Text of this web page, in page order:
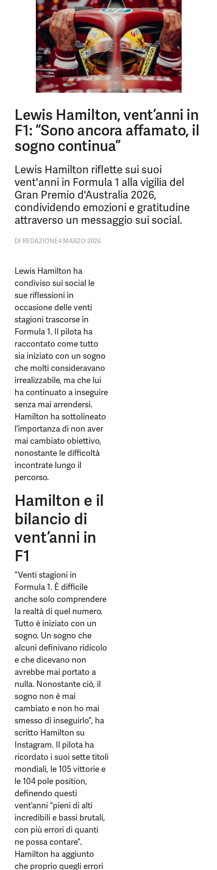
Lewis Hamilton, vent’anni in
F1: “Sono ancora affamato, il
sogno continua”
Lewis Hamilton riflette sui suoi
vent'anni in Formula 1 alla vigilia del
Gran Premio d'Australia 2026,
condividendo emozioni e gratitudine
attraverso un messaggio sui social.
DI REDAZIONE4 MARZO 2026
Lewis Hamilton ha
condiviso sui social le
sue riflessioni in
occasione delle venti
stagioni trascorse in
Formula 1. Il pilota ha
raccontato come tutto
sia iniziato con un sogno
che molti consideravano
irrealizzabile, ma che lui
ha continuato a inseguire
senza mai arrendersi.
Hamilton ha sottolineato
l’importanza di non aver
mai cambiato obiettivo,
nonostante le difficoltà
incontrate lungo il
percorso.
Hamilton e il
bilancio di
vent’anni in
F1
“Venti stagioni in
Formula 1. È difficile
anche solo comprendere
la realtà di quel numero.
Tutto è iniziato con un
sogno. Un sogno che
alcuni definivano ridicolo
e che dicevano non
avrebbe mai portato a
nulla. Nonostante ciò, il
sogno non è mai
cambiato e non ho mai
smesso di inseguirlo”, ha
scritto Hamilton su
Instagram. Il pilota ha
ricordato i suoi sette titoli
mondiali, le 105 vittorie e
le 104 pole position,
definendo questi
vent’anni “pieni di alti
incredibili e bassi brutali,
con più errori di quanti
ne possa contare”.
Hamilton ha aggiunto
che proprio quegli errori